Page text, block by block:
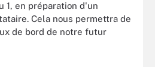
1, en préparation d'un
Cela nous permettra de
de bord de notre futur